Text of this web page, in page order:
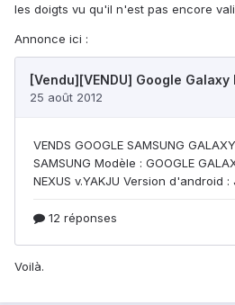
les doigts vu qu'il n'est pas encore
Annonce ici :
Voilà.